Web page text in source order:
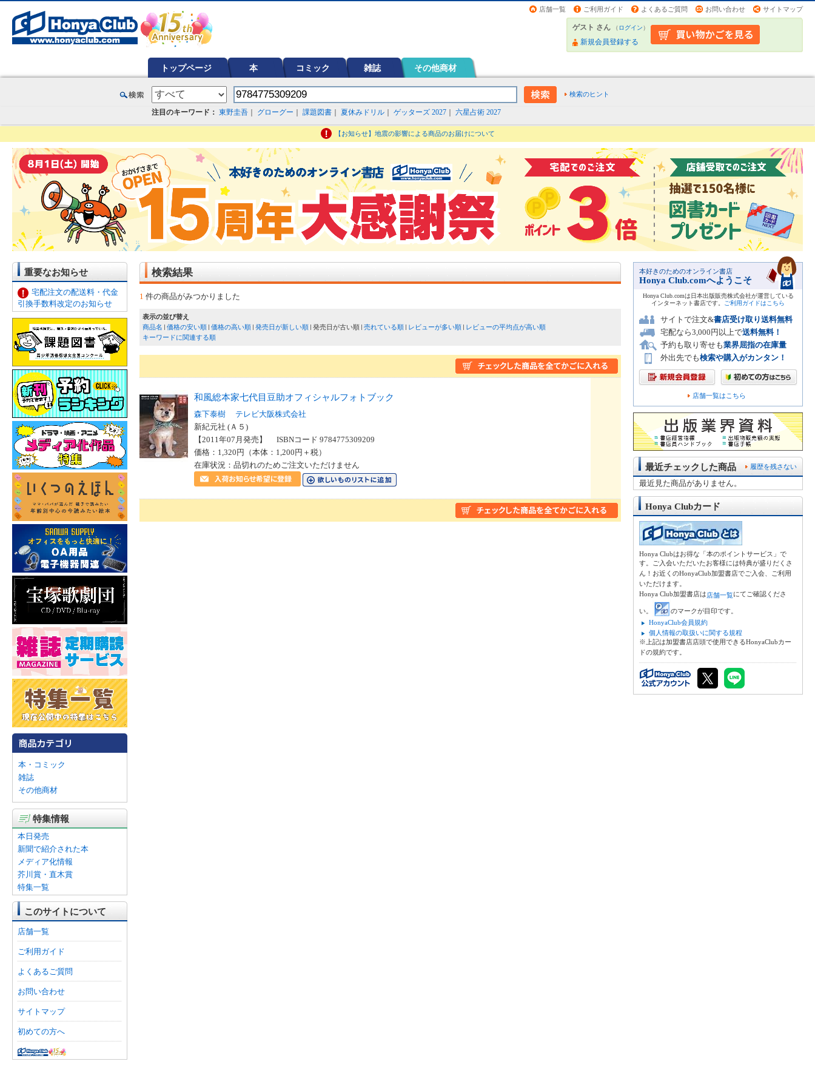
店舗一覧 ご利用ガイド よくあるご質問 お問い合わせ サイトマップ
ゲスト さん （ログイン）
新規会員登録する
トップページ 本 コミック 雑誌 その他商材
検索のヒント
注目のキーワード： 東野圭吾 グローグー 課題図書 夏休みドリル ゲッターズ 2027 六星占術 2027
【お知らせ】地震の影響による商品のお届けについて
重要なお知らせ
宅配注文の配送料・代金
引換手数料改定のお知らせ
本・コミック
雑誌
その他商材
特集情報
本日発売
新聞で紹介された本
メディア化情報
芥川賞・直木賞
特集一覧
このサイトについて
店舗一覧
ご利用ガイド
よくあるご質問
お問い合わせ
サイトマップ
初めての方へ
検索結果
1 件の商品がみつかりました
表示の並び替え
商品名
価格の安い順 価格の高い順 発売日が新しい順 発売日が古い順 売れている順 レビューが多い順
レビューの平均点が高い順
キーワードに関連する順
和風総本家七代目豆助オフィシャルフォトブック
森下泰樹
テレビ大阪株式会社
新紀元社 (Ａ５)
【2011年07月発売】 ISBNコード 9784775309209
価格：1,320円（本体：1,200円＋税）
在庫状況：品切れのためご注文いただけません
本好きのためのオンライン書店
Honya Club.comへようこそ
Honya Club.comは日本出版販売株式会社が運営している
インターネット書店です。
ご利用ガイドはこちら
サイトで注文&書店受け取り送料無料
宅配なら3,000円以上で送料無料！
予約も取り寄せも業界屈指の在庫量
外出先でも検索や購入がカンタン！
店舗一覧はこちら
履歴を残さない
最近チェックした商品
最近見た商品がありません。
Honya Clubカード
Honya Clubはお得な「本のポイントサービス」で
す。ご入会いただいたお客様には特典が盛りだくさ
ん！お近くのHonyaClub加盟書店でご入会、ご利用
いただけます。
Honya Club加盟書店は店舗一覧にてご確認くださ
い。
のマークが目印です。
HonyaClub会員規約
個人情報の取扱いに関する規程
※上記は加盟書店店頭で使用できるHonyaClubカー
ドの規約です。